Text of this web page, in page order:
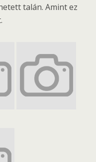
talán. Amint ez